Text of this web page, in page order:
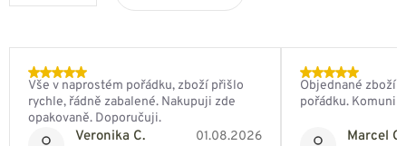
Veronika C. 01.08.2026
Vše v naprostém pořádku, zboží přišlo
rychle, řádně zabalené. Nakupuji zde
opakovaně. Doporučuji.
Marcel
Objednané zboží
pořádku.